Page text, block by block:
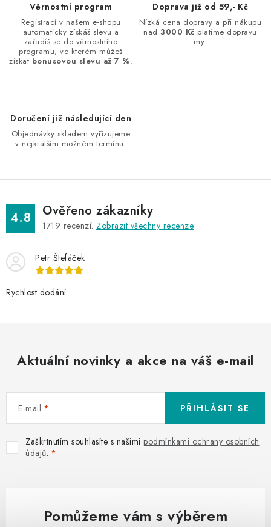
v
s
Věrnostní program
Registrací v našem e-shopu
automaticky získáš slevu a
zařadíš se do věrnostního
programu, ve kterém můžeš
získat bonusovou slevu až 7 %.
Doprava již od 59,- Kč
Nízká cena dopravy a při nákupu
nad3000 Kč platíme dopravu
my.
Doručení již následující den
Objednávky skladem vyřizujeme
v nejkratším možném termínu.
4.8 Ověřeno zákazníky
1719 recenzí. Zobrazit všechny recenze
Petr Štefáček
Rychlost dodání
Aktuální novinky a akce na váš e-mail
E-mail
Zaškrtnutím souhlasíte s našimi podmínkami ochrany osobních
údajů.
PŘIHLÁSIT SE
Pomůžeme vám s výběrem